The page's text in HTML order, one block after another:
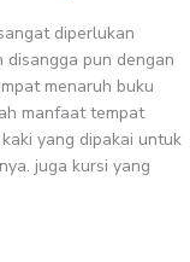
diperlukan
disangga pun dengan
menaruh buku
manfaat tempat
yang dipakai untuk
juga kursi yang